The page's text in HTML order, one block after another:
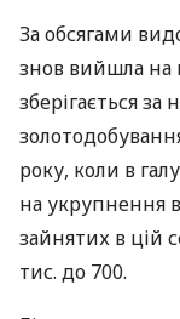
За обсягами
знов вийшла на
зберігається
року, коли в
на укрупнення
зайнятих в цій
тис. до 700.